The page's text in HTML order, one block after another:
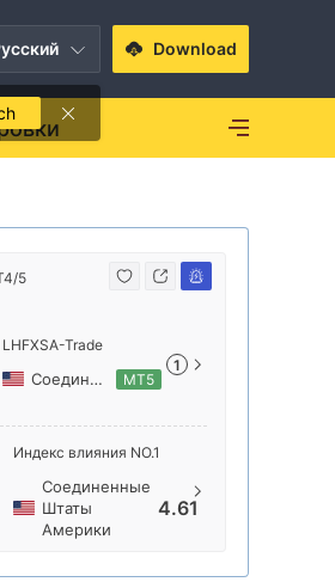
Download
5
LHFXSA-Trade
Соединенные Штаты Америки MT5
1
Индекс влияния NO.1
Соединенные
Штаты
Америки
4.61